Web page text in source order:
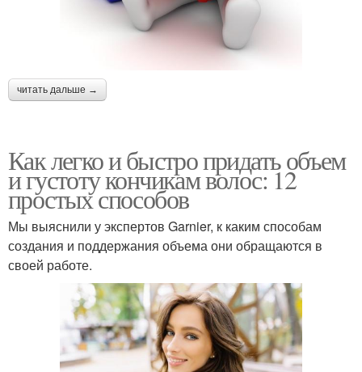
читать дальше →
Как легко и быстро придать объем
и густоту кончикам волос: 12
простых способов
Мы выяснили у экспертов Garnier, к каким способам
создания и поддержания объема они обращаются в
своей работе.